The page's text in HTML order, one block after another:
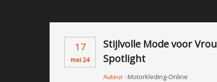
17
mei 24
Stijlvolle Mode voor
Spotlight
Auteur : Motorkleding-Online